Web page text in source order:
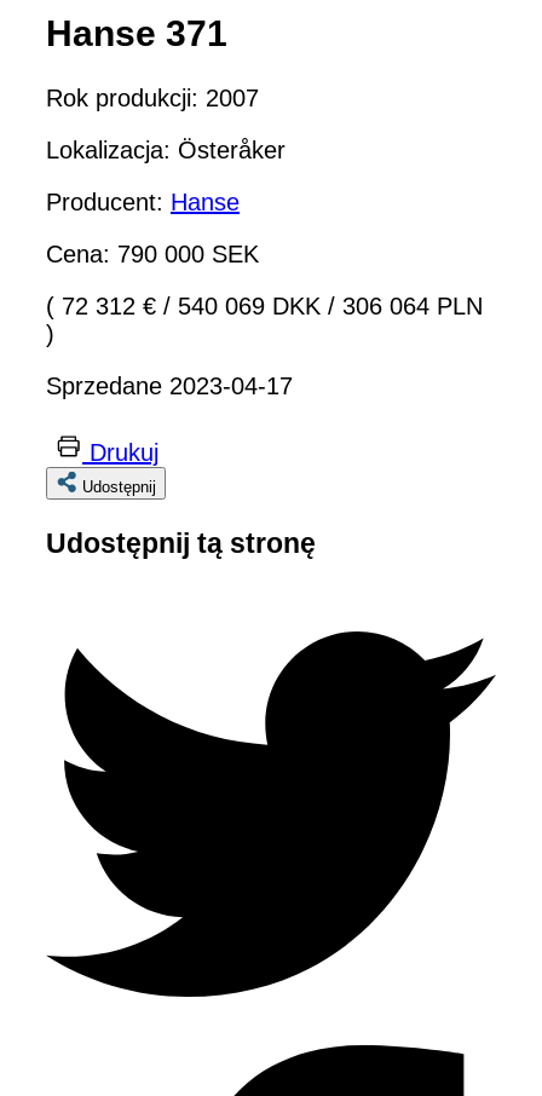
Hanse 371
Rok produkcji: 2007
Lokalizacja: Österåker
Producent: Hanse
Cena: 790 000 SEK
( 72 312 € / 540 069 DKK / 306 064 PLN
)
Sprzedane 2023-04-17
Drukuj
Udostępnij
Udostępnij tą stronę